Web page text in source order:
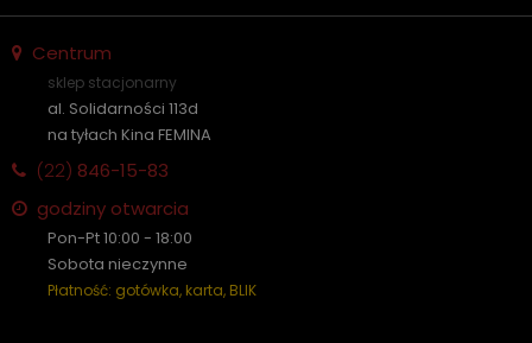
Centrum
sklep stacjonarny
al. Solidarności 113d
na tyłach Kina FEMINA
(22) 846-15-83
godziny otwarcia
Pon-Pt 10:00 - 18:00
Sobota nieczynne
Płatność: gotówka, karta, BLIK